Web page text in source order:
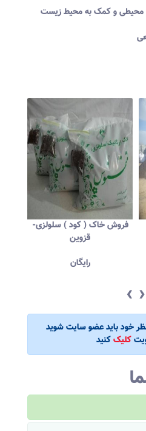
و کمک به محیط زیست
فروش خاک ( کود ) سلولزی-
قزوین
رایگان
‹ ›
نظر خود باید عضو سایت شوید
کلیککنید